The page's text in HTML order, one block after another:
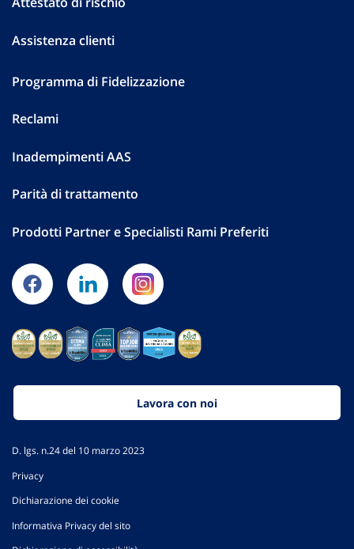
Assistenza clienti
Programma di Fidelizzazione
Reclami
Inadempimenti AAS
Parità di trattamento
Prodotti Partner e Specialisti Rami Preferiti
Lavora con noi
D. lgs. n.24 del 10 marzo 2023
Privacy
Dichiarazione dei cookie
Informativa Privacy del sito